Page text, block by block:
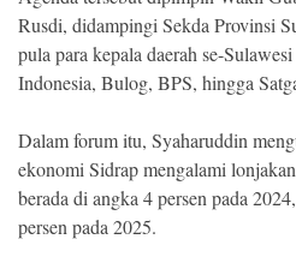
Rusdi, didampingi Sekda Provinsi
pula para kepala daerah se-
Indonesia, Bulog, BPS, hingga
Dalam forum itu, Syaharuddin
ekonomi Sidrap mengalami
berada di angka 4 persen pada
persen pada 2025.